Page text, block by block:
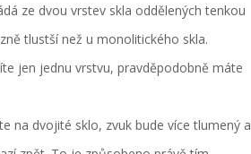
ze dvou vrstev skla oddělených tenkou
tlustší než u monolitického skla.
jen jednu vrstvu, pravděpodobně máte
na dvojité sklo, zvuk bude více tlumený a